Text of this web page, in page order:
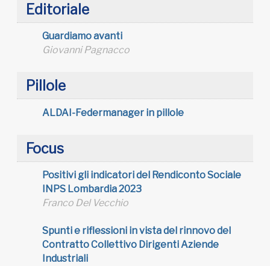
Editoriale
Guardiamo avanti
Giovanni Pagnacco
Pillole
ALDAI-Federmanager in pillole
Focus
Positivi gli indicatori del Rendiconto Sociale
INPS Lombardia 2023
Franco Del Vecchio
Spunti e riflessioni in vista del rinnovo del
Contratto Collettivo Dirigenti Aziende
Industriali